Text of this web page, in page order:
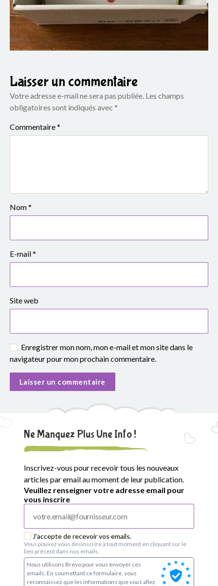
e
S
i
o
n
e
l
Laisser un commentaire
Votre adresse e-mail ne sera pas publiée. Les champs
obligatoires sont indiqués avec *
Commentaire*
Nom*
E-mail*
Site web
Enregistrer mon nom, mon e-mail et mon site dans le
navigateur pour mon prochain commentaire.
Ne Manquez Plus Une Info !
Inscrivez-vous pour recevoir tous les nouveaux
articles par email au moment de leur publication.
Veuillez renseigner votre adresse email pour
vous inscrire
J'accepte de recevoir vos emails.
Vous pouvez vous désinscrire à tout moment en cliquant sur le
lien présent dans nos emails.
Nous utilisons Brevo pour vous envoyer ces
emails. En soumettant ce formulaire, vous
reconnaissez que les informations que vous allez